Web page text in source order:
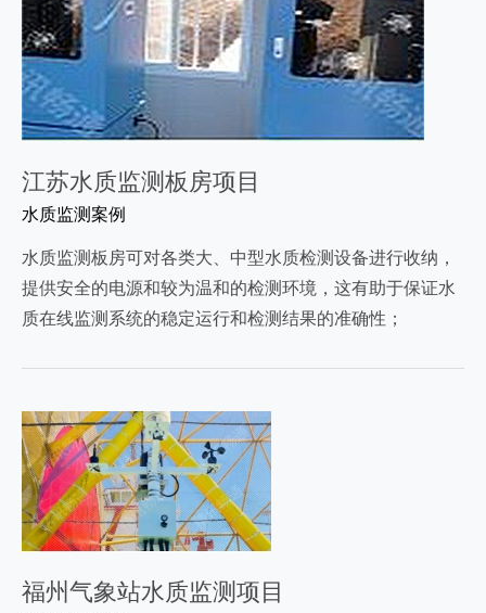
江苏水质监测板房项目
水质监测案例
水质监测板房可对各类大、中型水质检测设备进行收纳，
提供安全的电源和较为温和的检测环境，这有助于保证水
质在线监测系统的稳定运行和检测结果的准确性；
福州气象站水质监测项目